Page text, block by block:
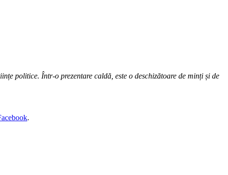
politice. Într-o prezentare caldă, este o deschizătoare de minți și de
.